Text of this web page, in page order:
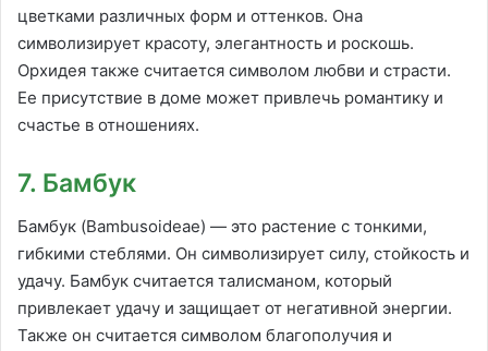
цветками различных форм и оттенков. Она
символизирует красоту, элегантность и роскошь.
Орхидея также считается символом любви и страсти.
Ее присутствие в доме может привлечь романтику и
счастье в отношениях.
7. Бамбук
Бамбук (Bambusoideae) — это растение с тонкими,
гибкими стеблями. Он символизирует силу, стойкость и
удачу. Бамбук считается талисманом, который
привлекает удачу и защищает от негативной энергии.
Также он считается символом благополучия и